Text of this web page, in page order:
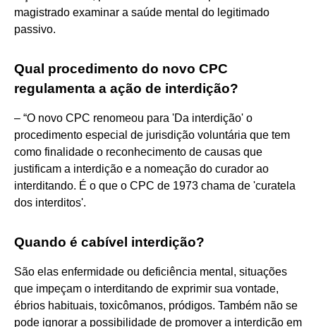
magistrado examinar a saúde mental do legitimado
passivo.
Qual procedimento do novo CPC
regulamenta a ação de interdição?
– “O novo CPC renomeou para 'Da interdição' o
procedimento especial de jurisdição voluntária que tem
como finalidade o reconhecimento de causas que
justificam a interdição e a nomeação do curador ao
interditando. É o que o CPC de 1973 chama de 'curatela
dos interditos'.
Quando é cabível interdição?
São elas enfermidade ou deficiência mental, situações
que impeçam o interditando de exprimir sua vontade,
ébrios habituais, toxicômanos, pródigos. Também não se
pode ignorar a possibilidade de promover a interdição em